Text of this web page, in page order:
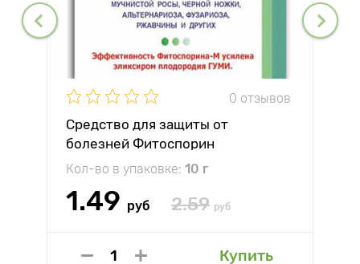
0 отзывов
Средство для защиты от
болезней Фитоспорин
Кол-во в упаковке: 10 г
1.49 руб 2.59 руб
Купить